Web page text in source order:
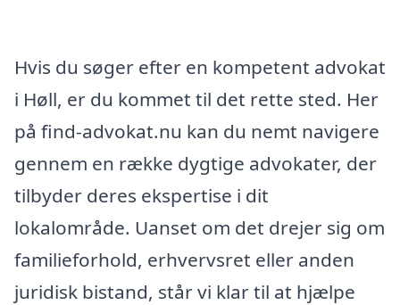
Hvis du søger efter en kompetent advokat
i Høll, er du kommet til det rette sted. Her
på find-advokat.nu kan du nemt navigere
gennem en række dygtige advokater, der
tilbyder deres ekspertise i dit
lokalområde. Uanset om det drejer sig om
familieforhold, erhvervsret eller anden
juridisk bistand, står vi klar til at hjælpe